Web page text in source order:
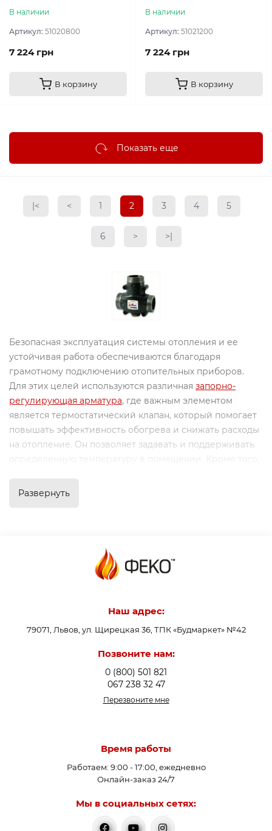
В наличии
Артикул: 51020800
7 224 грн
В корзину
В наличии
Артикул: 51021200
7 224 грн
В корзину
Показать еще
|< < 1 2 3 4 5
6 > >|
Безопасная эксплуатация системы отопления и ее
устойчивая работа обеспечиваются благодаря
грамотному подключению отопительных приборов.
Для этих целей используются различная запорно-
регулирующая арматура, где важным элементом
является термостатический клапан, который помогает
повышать эффективность обогрева и снижать расходы
на отопление. Он позволяет задавать и поддерживать
определенную температуру в помещении. Кроме того,
получить эффект заметной экономии за счет обогрева
термостатических клапанов
Применение термоклапанов оказывает
оборудования и на всю систему в целом. Они создают
температуры, обеспечивают максимально комфортную
температуру обогрева в помещениях, увеличивают
снижаются затраты на отопление.
Подает в контуры отопления радиаторами и в сеть
постоянной температурой;
Развернуть
Наш адрес:
79071, Львов, ул. Щирецкая 36, ТПК «Будмаркет» №42
Позвоните нам:
0 (800) 501 821
067 238 32 47
Перезвоните мне
Время работы
Работаем: 9:00 - 17:00, ежедневно
Онлайн-заказ 24/7
Мы в социальных сетях: